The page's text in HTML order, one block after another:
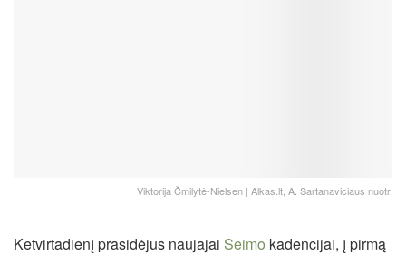
Viktorija Čmilytė-Nielsen | Alkas.lt, A. Sartanaviciaus nuotr.
Ketvirtadienį prasidėjus naujajai Seimo kadencijai, į pirmą